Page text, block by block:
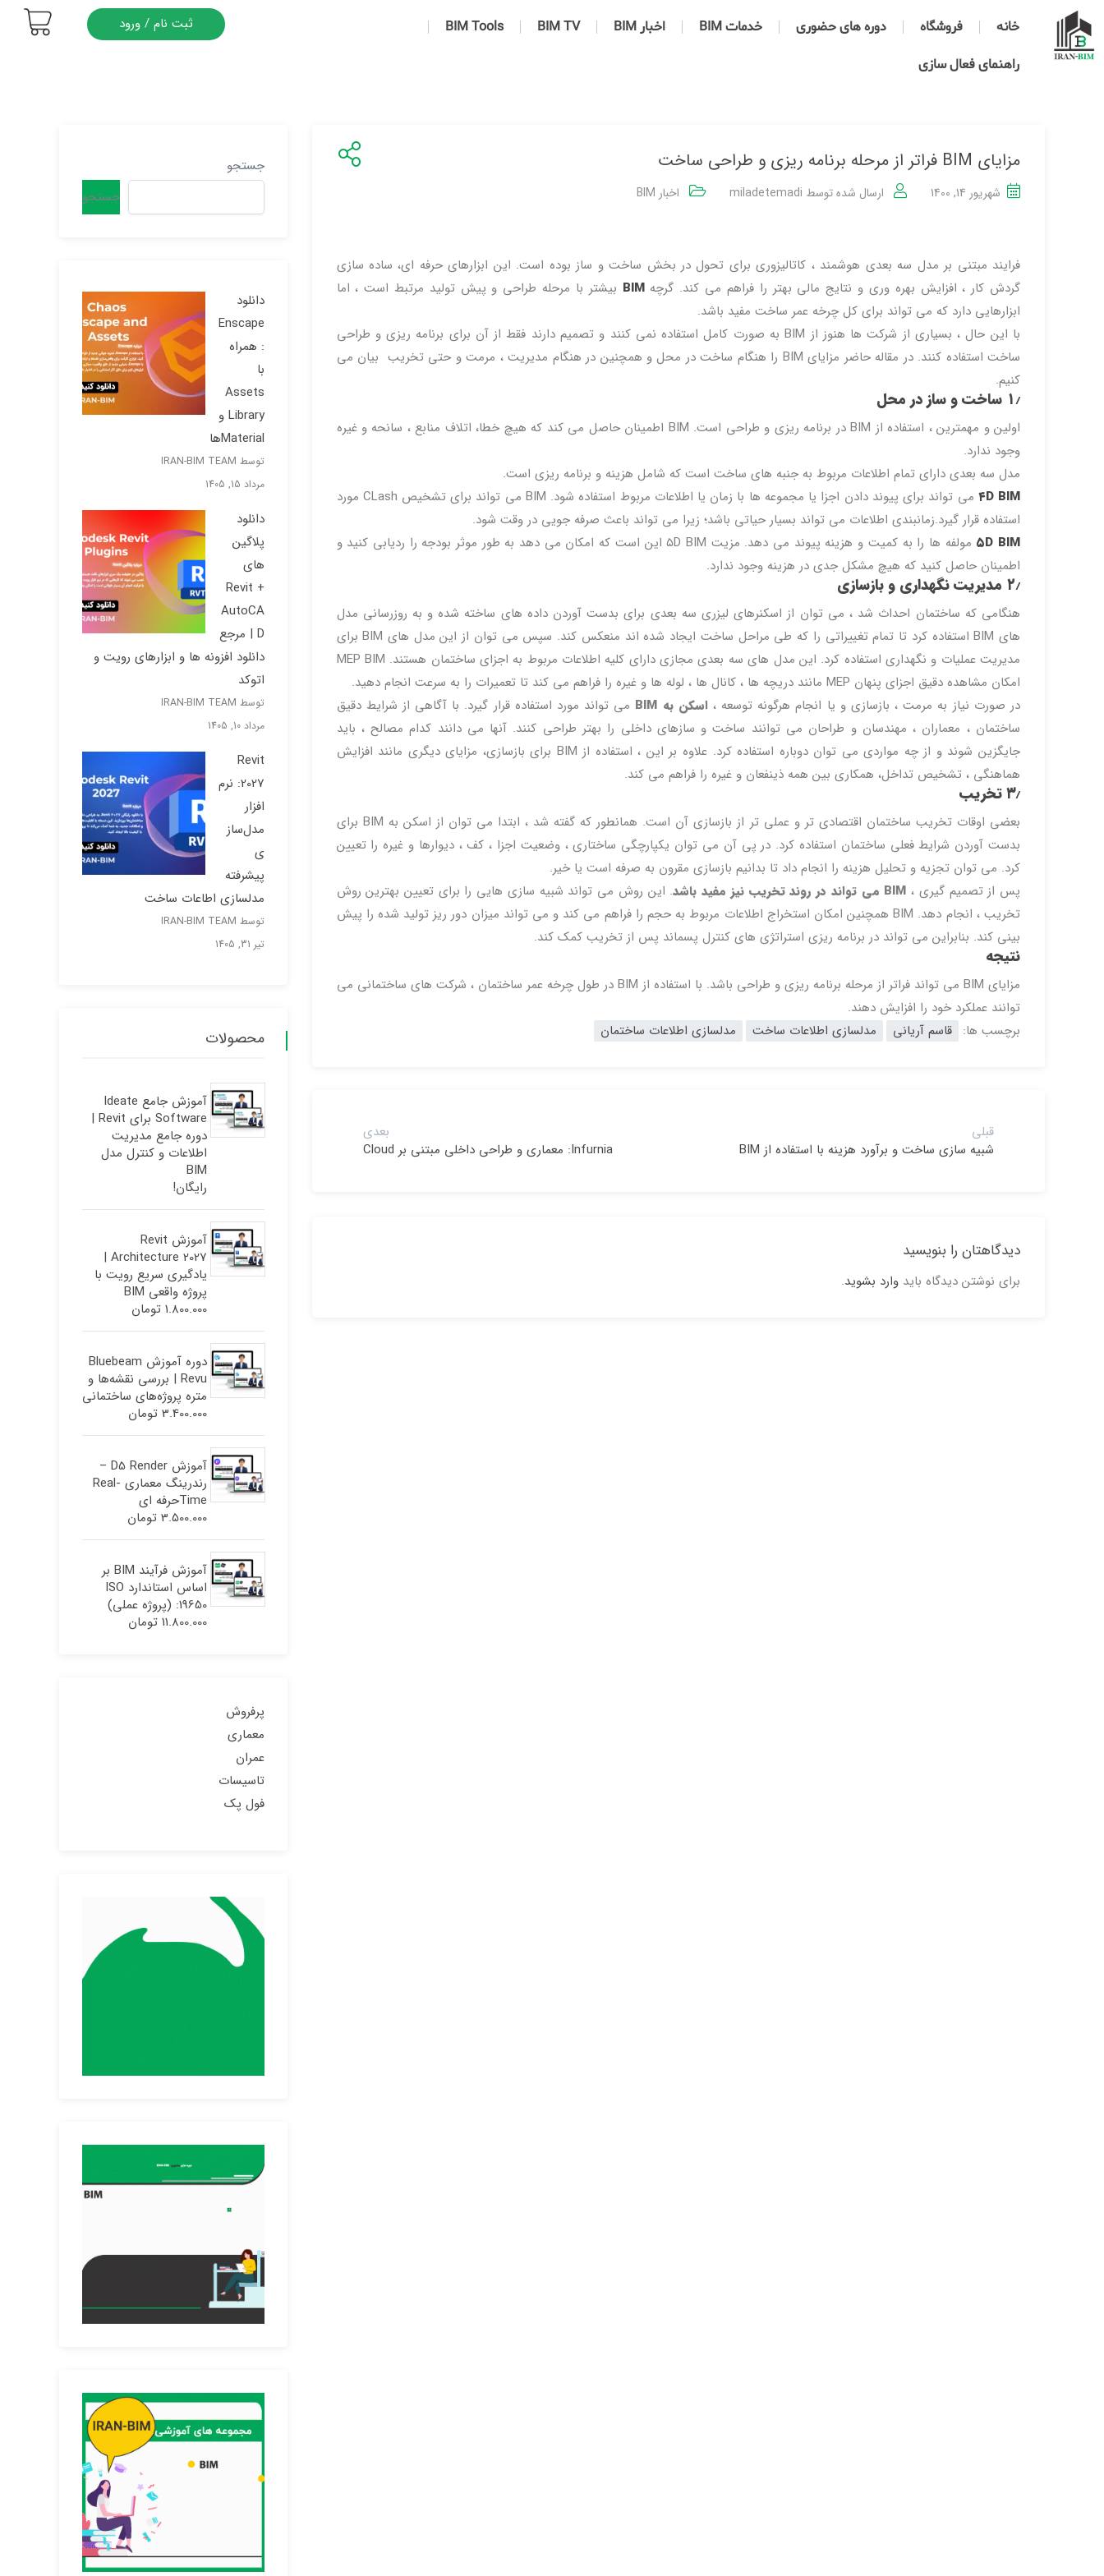
خانه فروشگاه دوره های حضوری خدمات BIM اخبار BIM BIM TV
BIM Tools
راهنمای فعال سازی
ثبت نام / ورود
مزایای BIM فراتر از مرحله برنامه ریزی و طراحی ساخت
شهریور 14, 1400 ارسال شده توسط miladetemadi اخبار BIM
فرایند مبتنی بر مدل سه بعدی هوشمند ، کاتالیزوری برای تحول در بخش ساخت و ساز بوده است. این ابزارهای حرفه ای، ساده سازی
گردش کار ، افزایش بهره وری و نتایج مالی بهتر را فراهم می کند. گرچهBIM بیشتر با مرحله طراحی و پیش تولید مرتبط است ، اما
ابزارهایی دارد که می تواند برای کل چرخه عمر ساخت مفید باشد.
با این حال ، بسیاری از شرکت ها هنوز از BIM به صورت کامل استفاده نمی کنند و تصمیم دارند فقط از آن برای برنامه ریزی و طراحی
ساخت استفاده کنند. در مقاله حاضر مزایای BIM را هنگام ساخت در محل و همچنین در هنگام مدیریت ، مرمت و حتی تخریب بیان می
کنیم.
۱٫ ساخت و ساز در محل
اولین و مهمترین ، استفاده از BIM در برنامه ریزی و طراحی است. BIM اطمینان حاصل می کند که هیچ خطا، اتلاف منابع ، سانحه و غیره
وجود ندارد.
مدل سه بعدی دارای تمام اطلاعات مربوط به جنبه های ساخت است که شامل هزینه و برنامه ریزی است.
۴D BIM
می تواند برای پیوند دادن اجزا یا مجموعه ها با زمان یا اطلاعات مربوط استفاده شود. BIM می تواند برای تشخیص CLash مورد
استفاده قرار گیرد.زمانبندی اطلاعات می تواند بسیار حیاتی باشد؛ زیرا می تواند باعث صرفه جویی در وقت شود.
۵D BIM
مولفه ها را به کمیت و هزینه پیوند می دهد. مزیت ۵D BIM این است که امکان می دهد به طور موثر بودجه را ردیابی کنید و
اطمینان حاصل کنید که هیچ مشکل جدی در هزینه وجود ندارد.
۲٫ مدیریت نگهداری و بازسازی
هنگامی که ساختمان احداث شد ، می توان از اسکنرهای لیزری سه بعدی برای بدست آوردن داده های ساخته شده و به روزرسانی مدل
های BIM استفاده کرد تا تمام تغییراتی را که طی مراحل ساخت ایجاد شده اند منعکس کند. سپس می توان از این مدل های BIM برای
مدیریت عملیات و نگهداری استفاده کرد. این مدل های سه بعدی مجازی دارای کلیه اطلاعات مربوط به اجزای ساختمان هستند. MEP BIM
امکان مشاهده دقیق اجزای پنهان MEP مانند دریچه ها ، کانال ها ، لوله ها و غیره را فراهم می کند تا تعمیرات را به سرعت انجام دهید.
در صورت نیاز به مرمت ، بازسازی و یا انجام هرگونه توسعه ، اسکن به BIM
می تواند مورد استفاده قرار گیرد. با آگاهی از شرایط دقیق
ساختمان ، معماران ، مهندسان و طراحان می توانند ساخت و سازهای داخلی را بهتر طراحی کنند. آنها می دانند کدام مصالح ، باید
جایگزین شوند و از چه مواردی می توان دوباره استفاده کرد. علاوه بر این ، استفاده از BIM برای بازسازی، مزایای دیگری مانند افزایش
هماهنگی ، تشخیص تداخل، همکاری بین همه ذینفعان و غیره را فراهم می کند.
۳٫ تخریب
بعضی اوقات تخریب ساختمان اقتصادی تر و عملی تر از بازسازی آن است. همانطور که گفته شد ، ابتدا می توان از اسکن به BIM برای
بدست آوردن شرایط فعلی ساختمان استفاده کرد. در پی آن می توان یکپارچگی ساختاری ، وضعیت اجزا ، کف ، دیوارها و غیره را تعیین
کرد. می توان تجزیه و تحلیل هزینه را انجام داد تا بدانیم بازسازی مقرون به صرفه است یا خیر.
پس از تصمیم گیری ، BIM می تواند در روند تخریب نیز مفید باشد
. این روش می تواند شبیه سازی هایی را برای تعیین بهترین روش
تخریب ، انجام دهد. BIM همچنین امکان استخراج اطلاعات مربوط به حجم را فراهم می کند و می تواند میزان دور ریز تولید شده را پیش
بینی کند. بنابراین می تواند در برنامه ریزی استراتژی های کنترل پسماند پس از تخریب کمک کند.
نتیجه
مزایای BIM می تواند فراتر از مرحله برنامه ریزی و طراحی باشد. با استفاده از BIM در طول چرخه عمر ساختمان ، شرکت های ساختمانی می
توانند عملکرد خود را افزایش دهند.
برچسب ها: قاسم آریانی مدلسازی اطلاعات ساخت مدلسازی اطلاعات ساختمان
قبلی
شبیه سازی ساخت و برآورد هزینه با استفاده از BIM
بعدی
Infurnia: معماری و طراحی داخلی مبتنی بر Cloud
دیدگاهتان را بنویسید
برای نوشتن دیدگاه باید وارد بشوید.
جستجو
جستجو
دانلود
Enscape
: همراه
با
Assets
Library و
Materialها
توسط IRAN-BIM TEAM
مرداد 15, 1405
دانلود
پلاگین
های
Revit +
AutoCA
D | مرجع
دانلود افزونه ها و ابزارهای رویت و
اتوکد
توسط IRAN-BIM TEAM
مرداد 10, 1405
Revit
2027: نرم
افزار
مدل‌ساز
ی
پیشرفته
مدلسازی اطاعات ساخت
توسط IRAN-BIM TEAM
تیر 31, 1405
محصولات
آموزش جامع Ideate
Software برای Revit |
دوره جامع مدیریت
اطلاعات و کنترل مدل
BIM
رایگان!
آموزش Revit
Architecture 2027 |
یادگیری سریع رویت با
پروژه واقعی BIM
1.800.000 تومان
دوره آموزش Bluebeam
Revu | بررسی نقشه‌ها و
متره پروژه‌های ساختمانی
3.400.000 تومان
آموزش D5 Render –
رندرینگ معماری Real-
Timeحرفه ای
3.500.000 تومان
آموزش فرآیند BIM بر
اساس استاندارد ISO
19650: (پروژه عملی)
11.800.000 تومان
پرفروش
معماری
عمران
تاسیسات
فول پک